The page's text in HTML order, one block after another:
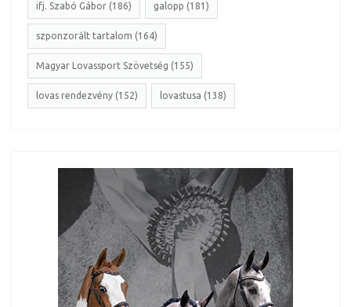
ifj. Szabó Gábor (186) galopp (181)
szponzorált tartalom (164)
Magyar Lovassport Szövetség (155)
lovas rendezvény (152) lovastusa (138)